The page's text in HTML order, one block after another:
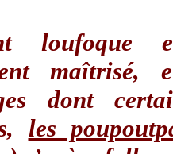
loufoque
dont
les